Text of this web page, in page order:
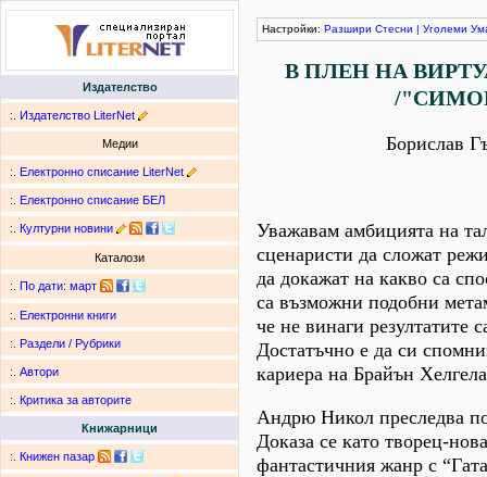
Издателство
:. Издателство LiterNet
Медии
:. Електронно списание LiterNet
:. Електронно списание БЕЛ
:. Културни новини
Каталози
:. По дати: март
:. Електронни книги
:. Раздели / Рубрики
:. Автори
:. Критика за авторите
Книжарници
:. Книжен пазар
Настройки: Разшири Стесни | Уголеми
В ПЛЕН НА
/
Борислав
Уважавам амбицията на
сценаристи да сложат
да докажат на какво са
са възможни подобни
че не винаги резултатите
Достатъчно е да си
кариера на Брайън
Андрю Никол преследва
Доказа се като творец-
фантастичния жанр с